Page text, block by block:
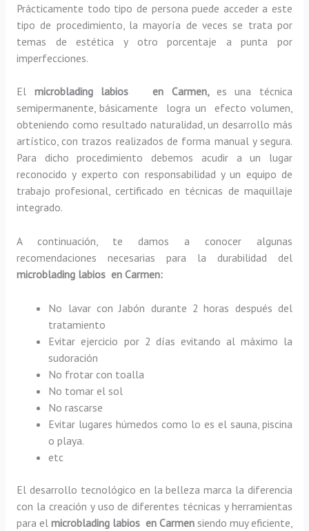
Prácticamente todo tipo de persona puede acceder a este
tipo de procedimiento, la mayoría de veces se trata por
temas de estética y otro porcentaje a punta por
imperfecciones.
El microblading labios en Carmen, es una técnica
semipermanente, básicamente
logra un efecto volumen,
obteniendo como resultado naturalidad, un desarrollo más
artístico, con trazos realizados de forma manual y segura.
Para dicho procedimiento debemos acudir a un lugar
reconocido y experto con responsabilidad y un equipo de
trabajo profesional, certificado en técnicas de maquillaje
integrado.
A continuación, te damos a conocer algunas
recomendaciones necesarias para la durabilidad del
microblading labios en Carmen:
No lavar con Jabón durante 2 horas después del
tratamiento
Evitar ejercicio por 2 días evitando al máximo la
sudoración
No frotar con toalla
No tomar el sol
No rascarse
Evitar lugares húmedos como lo es el sauna, piscina
o playa.
etc
El desarrollo tecnológico en la belleza marca la diferencia
con la creación y uso de diferentes técnicas y herramientas
para el microblading labios en Carmen siendo muy eficiente,